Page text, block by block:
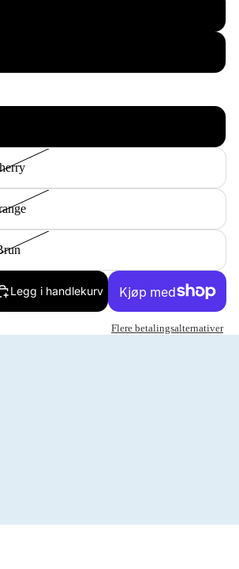
Legg i handlekurv
Flere betalingsalternativer